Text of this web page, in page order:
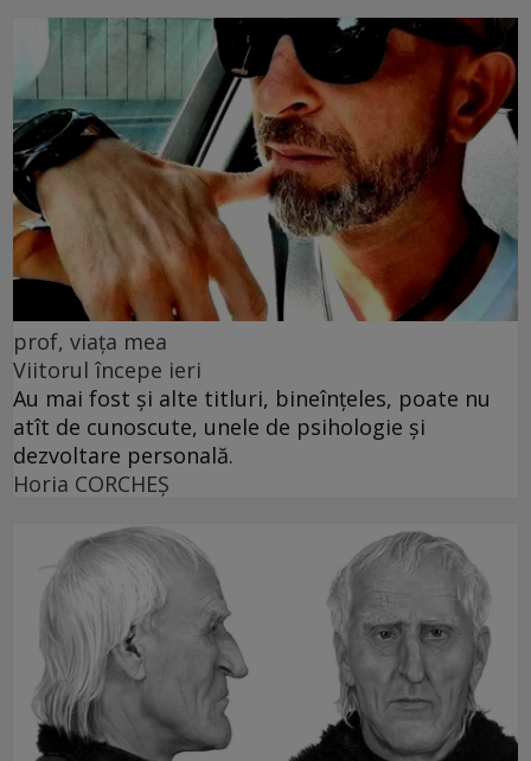
prof, viața mea
Viitorul începe ieri
Au mai fost și alte titluri, bineînțeles, poate nu
atît de cunoscute, unele de psihologie și
dezvoltare personală.
Horia CORCHEŞ